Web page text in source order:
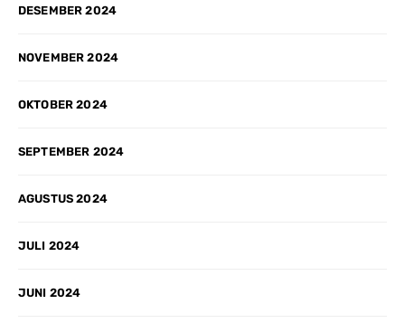
DESEMBER 2024
NOVEMBER 2024
OKTOBER 2024
SEPTEMBER 2024
AGUSTUS 2024
JULI 2024
JUNI 2024